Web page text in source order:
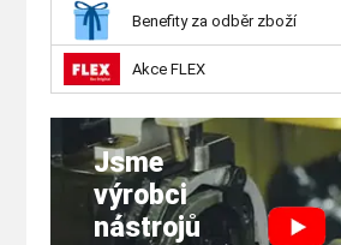
Benefity za odběr zboží
Akce FLEX
Jsme
výrobci
nástrojů